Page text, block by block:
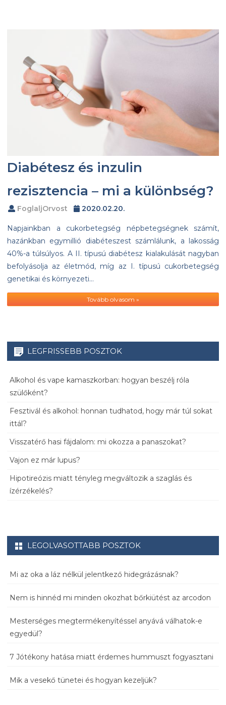
Diabétesz és inzulin
rezisztencia – mi a különbség?
FoglaljOrvost 2020.02.20.
Napjainkban a cukorbetegség népbetegségnek számít,
hazánkban egymillió diabéteszest számlálunk, a lakosság
40%-a túlsúlyos. A II. típusú diabétesz kialakulását nagyban
befolyásolja az életmód, míg az I. típusú cukorbetegség
genetikai és környezeti…
Tovább olvasom »
LEGFRISSEBB POSZTOK
Alkohol és vape kamaszkorban: hogyan beszélj róla
szülőként?
Fesztivál és alkohol: honnan tudhatod, hogy már túl sokat
ittál?
Visszatérő hasi fájdalom: mi okozza a panaszokat?
Vajon ez már lupus?
Hipotireózis miatt tényleg megváltozik a szaglás és
ízérzékelés?
LEGOLVASOTTABB POSZTOK
Mi az oka a láz nélkül jelentkező hidegrázásnak?
Nem is hinnéd mi minden okozhat bőrkiütést az arcodon
Mesterséges megtermékenyítéssel anyává válhatok-e
egyedül?
7 Jótékony hatása miatt érdemes hummuszt fogyasztani
Mik a vesekő tünetei és hogyan kezeljük?